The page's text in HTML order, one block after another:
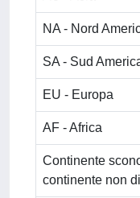
NA - Nord
SA - Sud
EU - Europa
AF - Africa
Continente
continente non